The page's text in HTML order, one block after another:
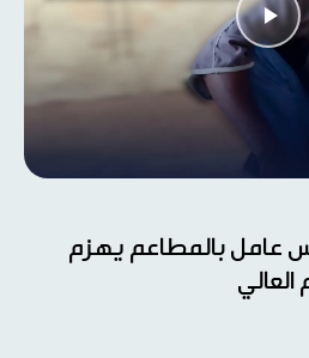
عامل بالمطاعم يهزم